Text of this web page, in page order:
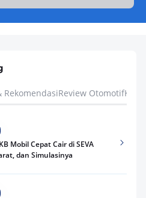
RekomendasiReview Otomotif
Mobil Cepat Cair di SEVA
dan Simulasinya